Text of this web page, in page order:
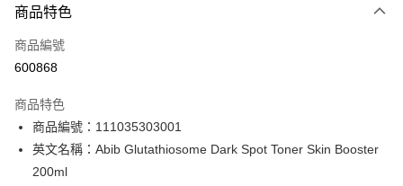
信用卡
Apple Pay
PayMe
WeChat Pay
商品特色
商品編號
600868
商品特色
商品編號：111035303001
英文名稱：Abib Glutathiosome Dark Spot Toner Skin Booster
200ml